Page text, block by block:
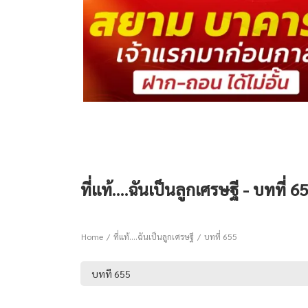
ที่แท้….ฉันเป็นลูกเศรษฐี - บทที่
Home ที่แท้….ฉันเป็นลูกเศรษฐี บทที่ 655